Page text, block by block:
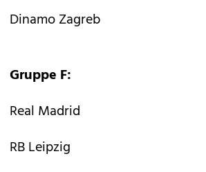
Dinamo Zagreb
Gruppe F:
Real Madrid
RB Leipzig